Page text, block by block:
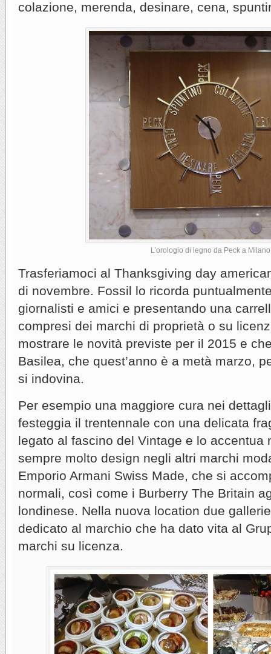
colazione, merenda, desinare, cena,
L’orologio di legno da Peck a Milano
Trasferiamoci al Thanksgiving day
di novembre. Fossil lo ricorda
giornalisti e amici e presentando una
compresi dei marchi di proprietà o su
mostrare le novità previste per il 2015 e
Basilea, che quest’anno è a metà marzo,
si indovina.
Per esempio una maggiore cura nei
festeggia il trentennale con una delicata
legato al fascino del Vintage e lo accentua
sempre molto design negli altri marchi
Emporio Armani Swiss Made, che si
normali, così come i Burberry The Britain
londinese. Nella nuova location due
dedicato al marchio che ha dato vita al
marchi su licenza.